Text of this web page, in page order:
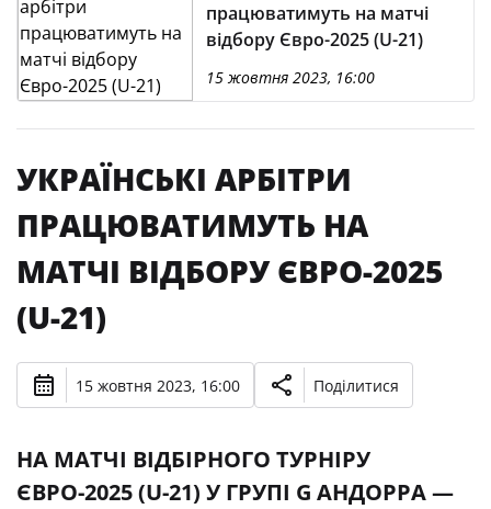
працюватимуть на матчі
відбору Євро-2025 (U-21)
15 жовтня 2023, 16:00
УКРАЇНСЬКІ АРБІТРИ
ПРАЦЮВАТИМУТЬ НА
МАТЧІ ВІДБОРУ ЄВРО-2025
(U-21)
15 жовтня 2023, 16:00 Поділитися
НА МАТЧІ ВІДБІРНОГО ТУРНІРУ
ЄВРО-2025 (U-21) У ГРУПІ G АНДОРРА —